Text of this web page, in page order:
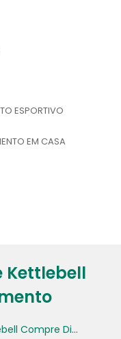
ESPORTIVO
EM CASA
Kettlebell
Kettlebell Compre Direto do Fabricante